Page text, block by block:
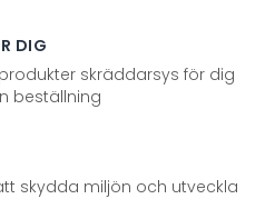
DIG
skräddarsys för dig
beställning
skydda miljön och utveckla